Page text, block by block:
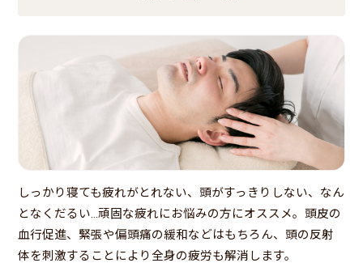
しっかり寝ても疲れがとれない、頭がすっきりしない、なん
となくだるい…頑固な疲れにお悩みの方にオススメ。頭皮の
血行促進、緊張や偏頭痛の緩和などはもちろん、頭の反射
体を刺激することにより全身の疲労も解消します。